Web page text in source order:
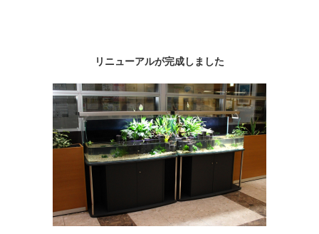
リニューアルが完成しました